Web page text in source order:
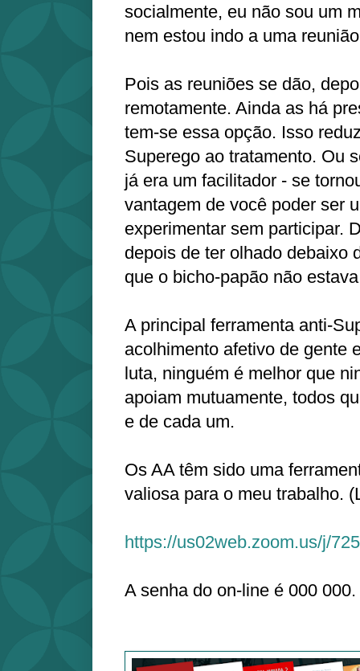
socialmente, eu não sou um
nem estou indo a uma
Pois as reuniões se dão,
remotamente. Ainda as há
tem-se essa opção. Isso
Superego ao tratamento. Ou
já era um facilitador - se
vantagem de você poder ser
experimentar sem participar.
depois de ter olhado debaixo
que o bicho-papão não
A principal ferramenta anti-
acolhimento afetivo de gente
luta, ninguém é melhor que
apoiam mutuamente, todos
e de cada um.
Os AA têm sido uma
valiosa para o meu trabalho.
https://us02web.zoom.us/j/
A senha do on-line é 000 000.